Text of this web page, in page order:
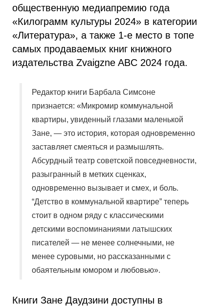
общественную медиапремию года
«Килограмм культуры 2024» в категории
«Литература», а также 1-е место в топе
самых продаваемых книг книжного
издательства Zvaigzne ABC 2024 года.
Редактор книги Барбала Симсоне
признается: «Микромир коммунальной
квартиры, увиденный глазами маленькой
Зане, — это история, которая одновременно
заставляет смеяться и размышлять.
Абсурдный театр советской повседневности,
разыгранный в метких сценках,
одновременно вызывает и смех, и боль.
“Детство в коммунальной квартире” теперь
стоит в одном ряду с классическими
детскими воспоминаниями латышских
писателей — не менее солнечными, не
менее суровыми, но рассказанными с
обаятельным юмором и любовью».
Книги Зане Даудзини доступны в